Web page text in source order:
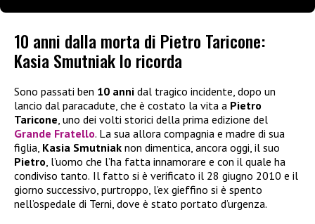
10 anni dalla morta di Pietro Taricone:
Kasia Smutniak lo ricorda
Sono passati ben 10 anni dal tragico incidente, dopo un
lancio dal paracadute, che è costato la vita a Pietro
Taricone, uno dei volti storici della prima edizione del
Grande Fratello. La sua allora compagnia e madre di sua
figlia, Kasia Smutniak non dimentica, ancora oggi, il suo
Pietro, l’uomo che l’ha fatta innamorare e con il quale ha
condiviso tanto. Il fatto si è verificato il 28 giugno 2010 e il
giorno successivo, purtroppo, l’ex gieffino si è spento
nell’ospedale di Terni, dove è stato portato d’urgenza.